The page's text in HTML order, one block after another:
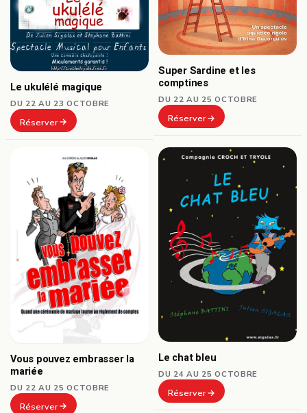
Le ukulélé magique
DU 22 AU 23 OCTOBRE
Réserver
Super Sardine et les
comptines
DU 22 AU 25 OCTOBRE
Réserver
Vous pouvez embrasser la
mariée
DU 22 AU 25 OCTOBRE
Réserver
Le chat bleu
DU 24 AU 25 OCTOBRE
Réserver